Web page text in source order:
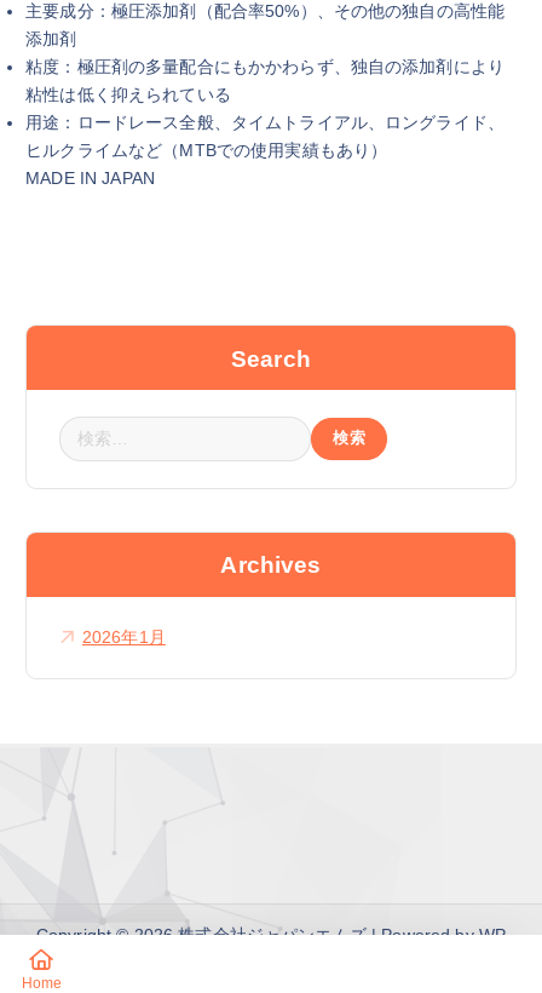
主要成分：極圧添加剤（配合率50%）、その他の独自の高性能
添加剤
粘度：極圧剤の多量配合にもかかわらず、独自の添加剤により
粘性は低く抑えられている
用途：ロードレース全般、タイムトライアル、ロングライド、
ヒルクライムなど（MTBでの使用実績もあり）
MADE IN JAPAN
Search
検
索
:
Archives
2026年1月
Copyright © 2026 株式会社ジャパンエムズ | Powered byWP
Home